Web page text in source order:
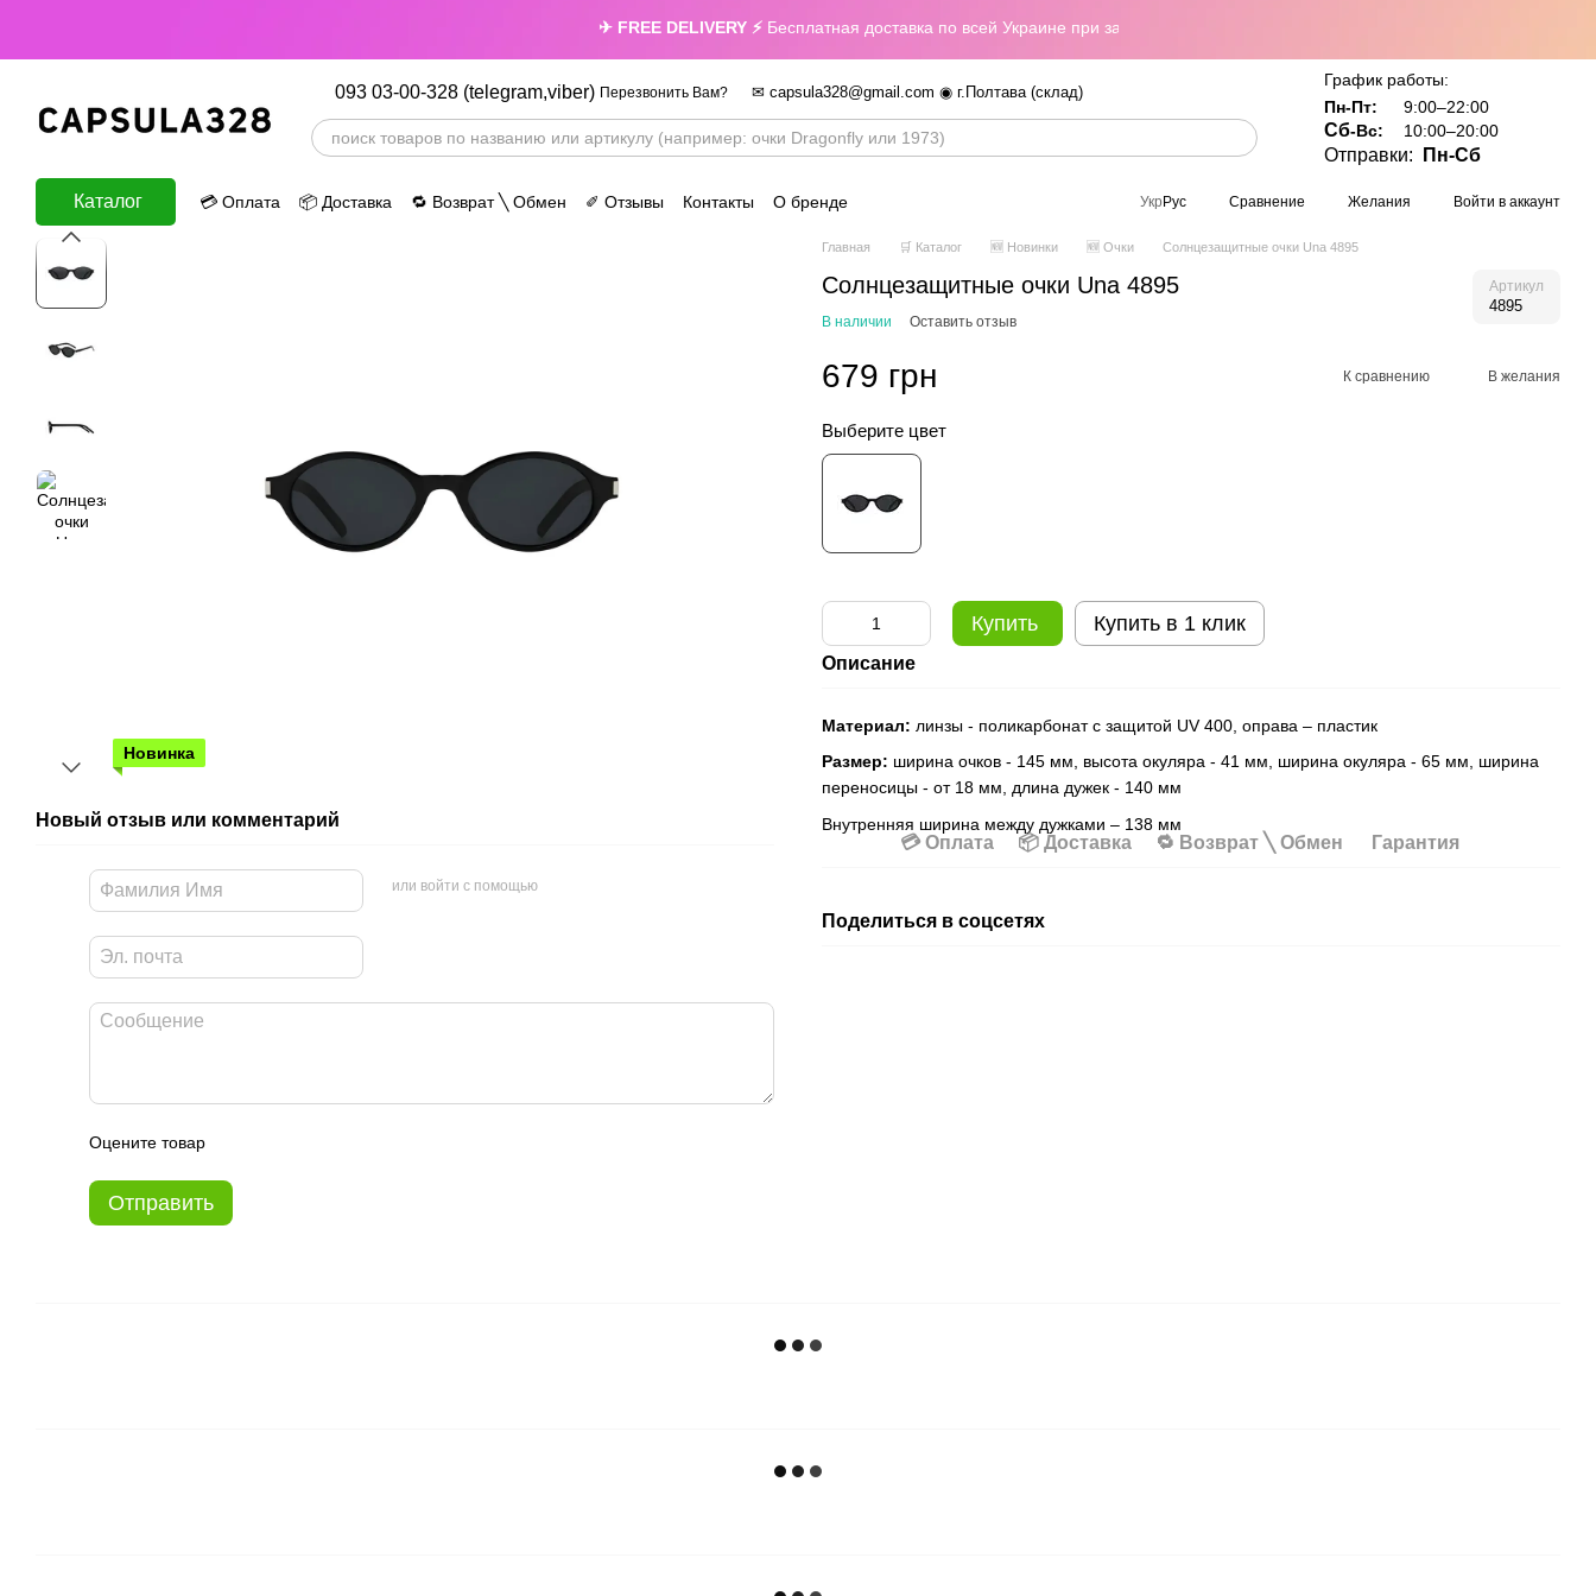
✈ FREE DELIVERY ⚡Бесплатная доставка по всей Украине при заказе от 800 грн
093 03-00-328 (telegram,viber) Перезвонить Вам? ✉ capsula328@gmail.com ◉ г.Полтава (склад)
График работы:
Пн-Пт:
9:00–22:00
Сб-Вс: 10:00–20:00
Отправки: Пн-Сб
Каталог 💳 Оплата 📦 Доставка 🔁 Возврат ╲ Обмен ✐ Отзывы Контакты
О бренде
Укр Рус Сравнение Желания Войти в аккаунт
Новинка
Новый отзыв или комментарий
или войти с помощью
Оцените товар
Отправить
Главная 🛒 Каталог 🆕 Новинки 🆕 Очки Солнцезащитные очки Una 4895
Солнцезащитные очки Una 4895 Артикул
4895
В наличии Оставить отзыв
679 грн К сравнению В желания
Выберите цвет
Купить Купить в 1 клик
Описание
Материал: линзы - поликарбонат с защитой UV 400, оправа – пластик
Размер: ширина очков - 145 мм, высота окуляра - 41 мм, ширина окуляра - 65 мм, ширина
переносицы - от 18 мм, длина дужек - 140 мм
Внутренняя ширина между дужками – 138 мм
💳 Оплата 📦 Доставка 🔁 Возврат ╲ Обмен Гарантия
Поделиться в соцсетях